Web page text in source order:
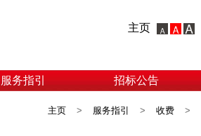
主页
服务指引 招标公告
主页 > 服务指引 > 收费 >